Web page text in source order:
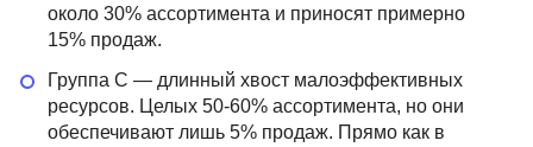
около 30% ассортимента и приносят примерно
15% продаж.
Группа С — длинный хвост малоэффективных
ресурсов. Целых 50-60% ассортимента, но они
обеспечивают лишь 5% продаж. Прямо как в